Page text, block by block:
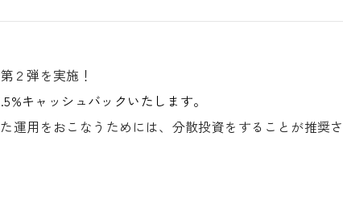
２弾を実施！
キャッシュバックいたします。
運用をおこなうためには、分散投資をすることが推奨さ